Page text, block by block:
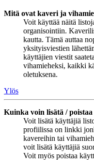
Mitä ovat kaveri ja
Voit käyttää näitä
organisointiin.
kautta. Tämä auttaa
yksityisviestien
käyttäjien viestit
vihamieheksi, kaikki
oletuksena.
Ylös
Kuinka voin lisätä /
Voit lisätä käyttäjiä
profiilissa on linkki
kavereihin tai
voit lisätä käyttäjiä
Voit myös poistaa